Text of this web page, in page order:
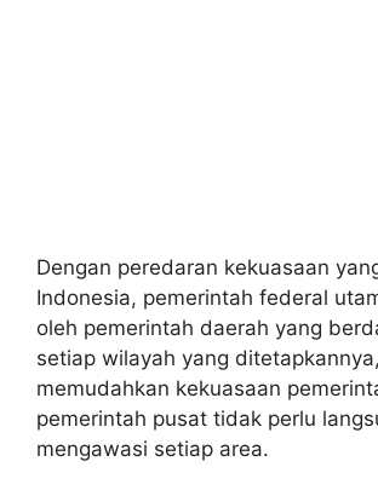
Dengan peredaran kekuasaan
Indonesia, pemerintah federal
oleh pemerintah daerah yang
setiap wilayah yang
memudahkan kekuasaan
pemerintah pusat tidak perlu
mengawasi setiap area.